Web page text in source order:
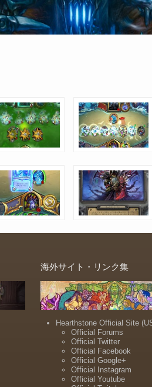
海外サイト・リンク集
Hearthstone Official Site
Official Forums
Official Twitter
Official Facebook
Official Google+
Official Instagram
Official Youtube